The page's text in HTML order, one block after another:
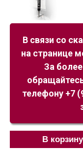
В связи со
на странице
За
телефону +7
В корзину